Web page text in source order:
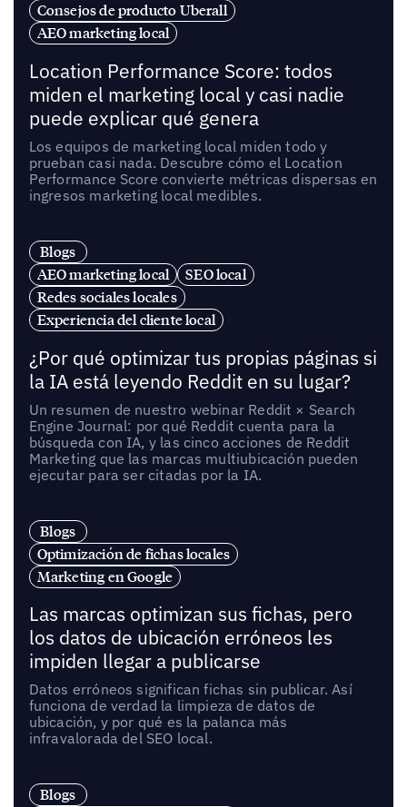
Consejos de producto Uberall
AEO marketing local
Location Performance Score: todos
miden el marketing local y casi nadie
puede explicar qué genera
Los equipos de marketing local miden todo y
prueban casi nada. Descubre cómo el Location
Performance Score convierte métricas dispersas en
ingresos marketing local medibles.
Blogs
AEO marketing local
SEO local
Redes sociales locales
Experiencia del cliente local
¿Por qué optimizar tus propias páginas si
la IA está leyendo Reddit en su lugar?
Un resumen de nuestro webinar Reddit × Search
Engine Journal: por qué Reddit cuenta para la
búsqueda con IA, y las cinco acciones de Reddit
Marketing que las marcas multiubicación pueden
ejecutar para ser citadas por la IA.
Blogs
Optimización de fichas locales
Marketing en Google
Las marcas optimizan sus fichas, pero
los datos de ubicación erróneos les
impiden llegar a publicarse
Datos erróneos significan fichas sin publicar. Así
funciona de verdad la limpieza de datos de
ubicación, y por qué es la palanca más
infravalorada del SEO local.
Blogs